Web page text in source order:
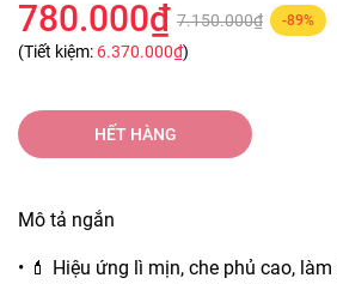
780.000₫ 7.150.000₫ -89%
(Tiết kiệm: 6.370.000₫)
HẾT HÀNG
Mô tả ngắn
• 💄 Hiệu ứng lì mịn, che phủ cao,